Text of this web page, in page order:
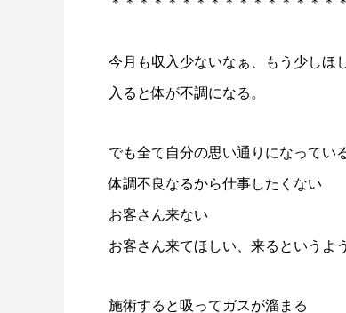
今月も収入少ないなぁ、もう少しほ
入ると体が不調になる。
でも全て自分の思い通りになってい
体調不良なるから仕事したくない
お客さん来ない
お客さん来てほしい、来るというよ
施術すると吸ってガスが溜まる